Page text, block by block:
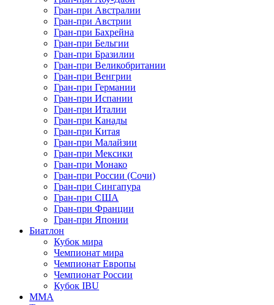
Гран-при Австралии
Гран-при Австрии
Гран-при Бахрейна
Гран-при Бельгии
Гран-при Бразилии
Гран-при Великобритании
Гран-при Венгрии
Гран-при Германии
Гран-при Испании
Гран-при Италии
Гран-при Канады
Гран-при Китая
Гран-при Малайзии
Гран-при Мексики
Гран-при Монако
Гран-при России (Сочи)
Гран-при Сингапура
Гран-при США
Гран-при Франции
Гран-при Японии
Биатлон
Кубок мира
Чемпионат мира
Чемпионат Европы
Чемпионат России
Кубок IBU
MMA